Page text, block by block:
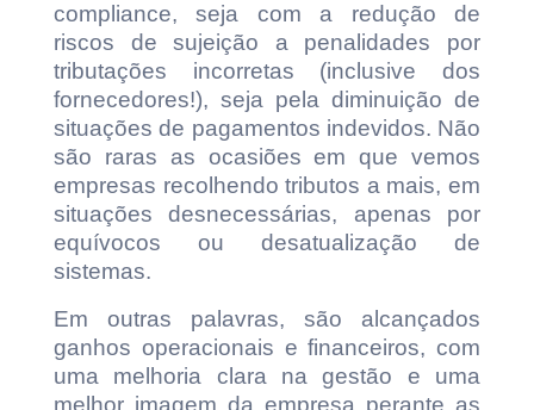
compliance, seja com a redução de
riscos de sujeição a penalidades por
tributações incorretas (inclusive dos
fornecedores!), seja pela diminuição de
situações de pagamentos indevidos. Não
são raras as ocasiões em que vemos
empresas recolhendo tributos a mais, em
situações desnecessárias, apenas por
equívocos ou desatualização de
sistemas.
Em outras palavras, são alcançados
ganhos operacionais e financeiros, com
uma melhoria clara na gestão e uma
melhor imagem da empresa perante as